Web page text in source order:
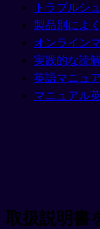
トラブルシ
製品別によ
オンライン
実践的な読
英語マニュ
マニュアル
取扱説明書